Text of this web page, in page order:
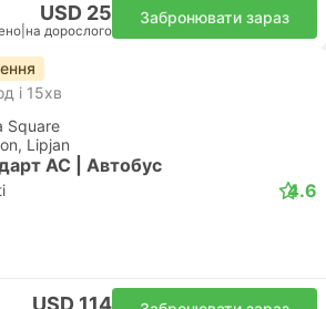
USD 25
на дорослого
Забронювати зараз
і 15хв
Square
Lipjan
АС | Автобус
4.6
USD 114